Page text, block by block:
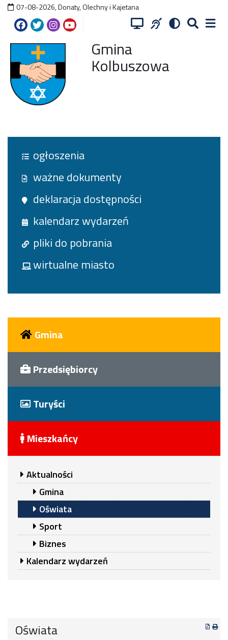
07-08-2026,Donaty, Olechny i Kajetana
Gmina
Kolbuszowa
ogłoszenia
ważne dokumenty
deklaracja dostępności
kalendarz wydarzeń
pliki do pobrania
wirtualne miasto
Gmina
Przedsiębiorcy
Turyści
Mieszkańcy
Aktualności
Gmina
Oświata
Sport
Biznes
Kalendarz wydarzeń
Oświata